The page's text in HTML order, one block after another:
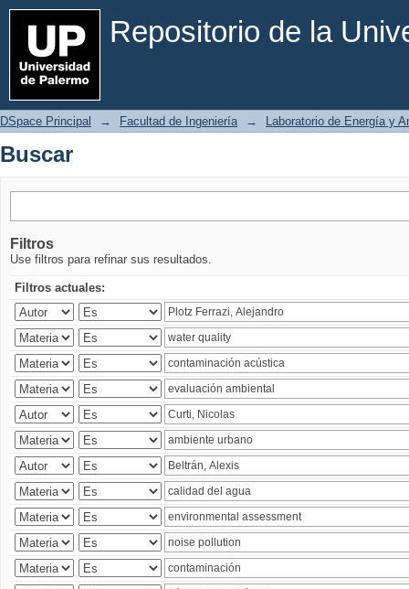
Repositorio de la
Buscar
DSpace Principal → Facultad de Ingeniería → Laboratorio de Energía y
Buscar
Filtros
Use filtros para refinar sus resultados.
Filtros actuales: